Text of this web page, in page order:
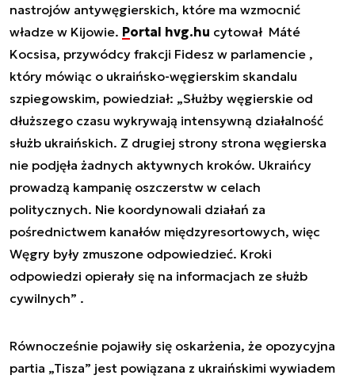
nastrojów antywęgierskich, które ma wzmocnić
władze w Kijowie. Portal hvg.hu cytował Máté
Kocsisa, przywódcy frakcji Fidesz w parlamencie ,
który mówiąc o ukraińsko-węgierskim skandalu
szpiegowskim, powiedział: „Służby węgierskie od
dłuższego czasu wykrywają intensywną działalność
służb ukraińskich. Z drugiej strony strona węgierska
nie podjęła żadnych aktywnych kroków. Ukraińcy
prowadzą kampanię oszczerstw w celach
politycznych. Nie koordynowali działań za
pośrednictwem kanałów międzyresortowych, więc
Węgry były zmuszone odpowiedzieć. Kroki
odpowiedzi opierały się na informacjach ze służb
cywilnych” .
Równocześnie pojawiły się oskarżenia, że opozycyjna
partia „Tisza” jest powiązana z ukraińskimi wywiadem